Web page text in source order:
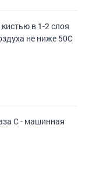
в 1-2 слоя
не ниже 50С
С - машинная